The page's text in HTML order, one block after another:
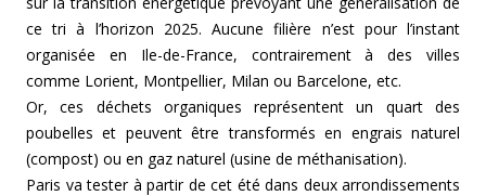
ce tri à l’horizon 2025. Aucune filière n’est pour l’instant
organisée en Ile-de-France, contrairement à des villes
comme Lorient, Montpellier, Milan ou Barcelone, etc.
Or, ces déchets organiques représentent un quart des
poubelles et peuvent être transformés en engrais naturel
(compost) ou en gaz naturel (usine de méthanisation).
Paris va tester à partir de cet été dans deux arrondissements